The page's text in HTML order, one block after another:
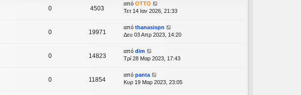
0 4503
από OTTO
Τετ 14 Ιαν 2026, 21:33
0 19971
από thanasispn
Δευ 03 Απρ 2023, 14:20
0 14823
από dim
Τρί 28 Μαρ 2023, 17:43
0 11854
από panta
Κυρ 19 Μαρ 2023, 23:05